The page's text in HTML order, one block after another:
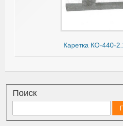
Каретка КО-440-
Поиск